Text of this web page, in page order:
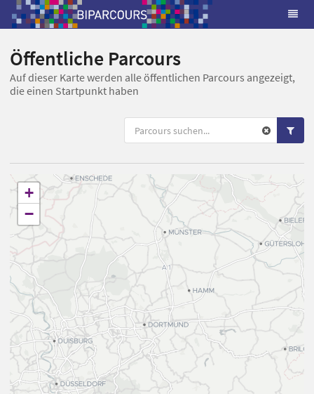
Öffentliche Parcours
Auf dieser Karte werden alle öffentlichen Parcours angezeigt,
die einen Startpunkt haben
+
−